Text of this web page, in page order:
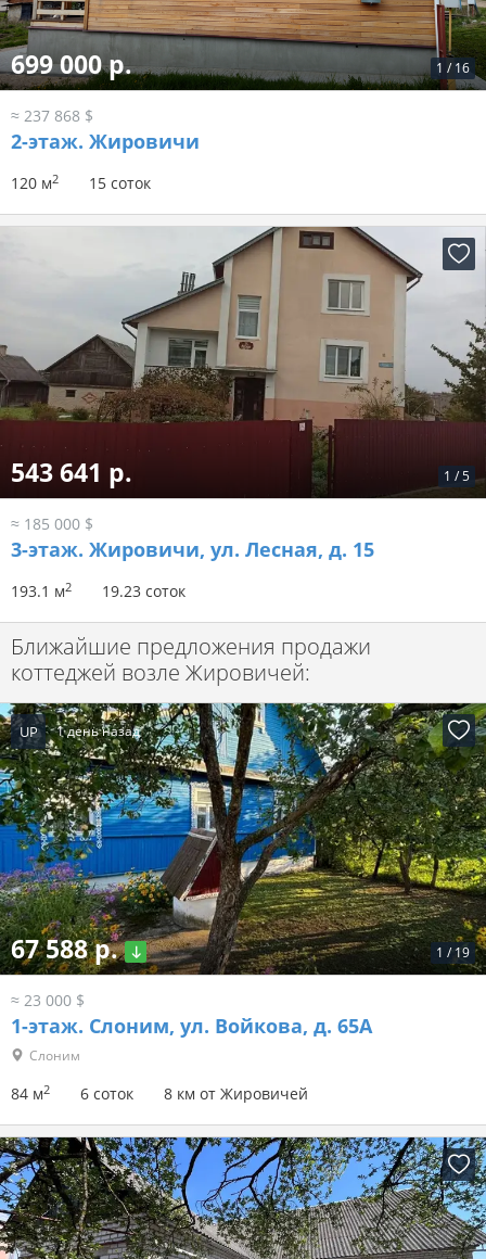
1 / 16
699 000 р.
≈ 237 868 $
2-этаж. Жировичи
120 м2 15 соток
1 /5
543 641 р.
≈ 185 000 $
3-этаж. Жировичи, ул. Лесная, д. 15
193.1 м2 19.23 соток
Ближайшие предложения продажи
коттеджей возле Жировичей:
UP 1 день назад
1 / 19
67 588 р.
≈ 23 000 $
1-этаж. Слоним, ул. Войкова, д. 65А
Слоним
84 м2 6 соток 8 км от Жировичей